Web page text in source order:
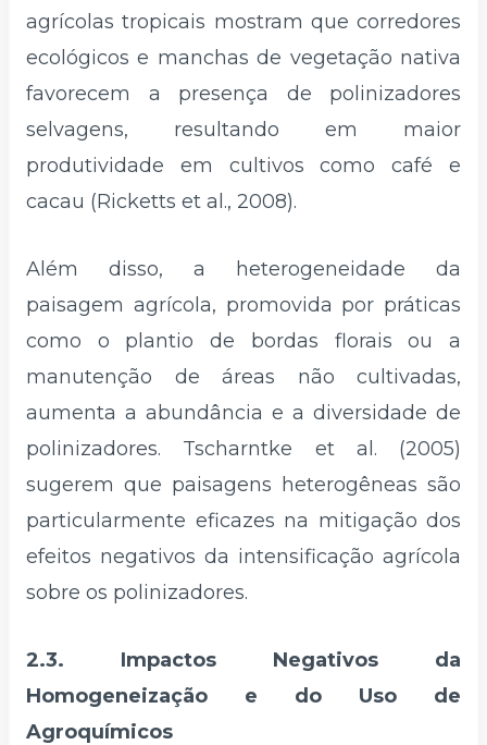
agrícolas tropicais mostram que corredores
ecológicos e manchas de vegetação nativa
favorecem a presença de polinizadores
selvagens, resultando em maior
produtividade em cultivos como café e
cacau (Ricketts et al., 2008).
Além disso, a heterogeneidade da
paisagem agrícola, promovida por práticas
como o plantio de bordas florais ou a
manutenção de áreas não cultivadas,
aumenta a abundância e a diversidade de
polinizadores. Tscharntke et al. (2005)
sugerem que paisagens heterogêneas são
particularmente eficazes na mitigação dos
efeitos negativos da intensificação agrícola
sobre os polinizadores.
2.3. Impactos Negativos da
Homogeneização e do Uso de
Agroquímicos